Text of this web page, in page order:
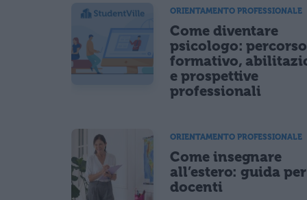
Ho letto e acconsento l'informativasulla privacy
Acconsento all'uso dei miei dati da parte di terzi per
CONFERMA E PUBBLICA
ORIENTAMENTO PROFESSIONALE
Come diventare
psicologo: percorso
formativo,
e prospettive
professionali
ORIENTAMENTO PROFESSIONALE
Come insegnare
all’estero: guida per
docenti